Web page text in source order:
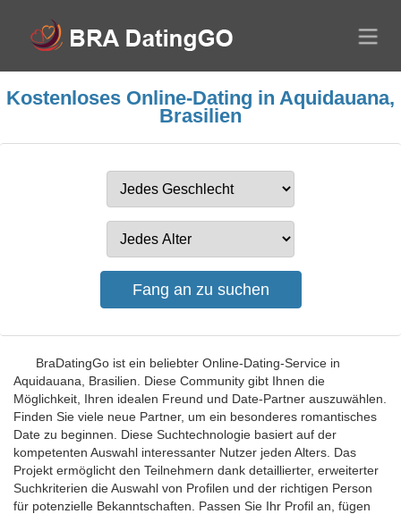
Kostenloses Online-Dating in Aquidauana,
Brasilien
BraDatingGo ist ein beliebter Online-Dating-Service in
Aquidauana, Brasilien. Diese Community gibt Ihnen die
Möglichkeit, Ihren idealen Freund und Date-Partner auszuwählen.
Finden Sie viele neue Partner, um ein besonderes romantisches
Date zu beginnen. Diese Suchtechnologie basiert auf der
kompetenten Auswahl interessanter Nutzer jeden Alters. Das
Projekt ermöglicht den Teilnehmern dank detaillierter, erweiterter
Suchkriterien die Auswahl von Profilen und der richtigen Person
für potenzielle Bekanntschaften. Passen Sie Ihr Profil an, fügen